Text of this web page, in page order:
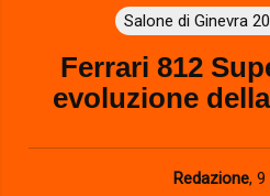
y
V
d
Salone di Ginevra
Ferrari 812
evoluzione
Redazione, 9